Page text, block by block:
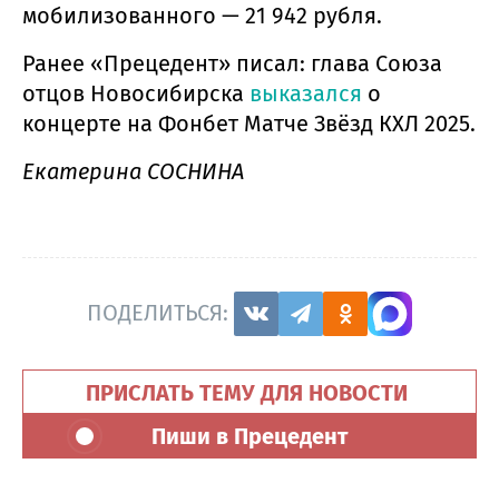
мобилизованного — 21 942 рубля.
Ранее «Прецедент» писал: глава Союза
отцов Новосибирска выказался о
концерте на Фонбет Матче Звёзд КХЛ 2025.
Екатерина СОСНИНА
ПОДЕЛИТЬСЯ:
ПРИСЛАТЬ ТЕМУ ДЛЯ НОВОСТИ
Пиши в Прецедент